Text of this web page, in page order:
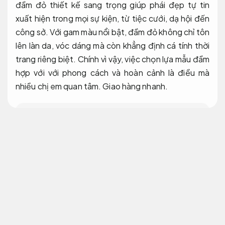
đầm đỏ thiết kế sang trọng giúp phái đẹp tự tin
xuất hiện trong mọi sự kiện, từ tiệc cưới, dạ hội đến
công sở. Với gam màu nổi bật, đầm đỏ không chỉ tôn
lên làn da, vóc dáng mà còn khẳng định cá tính thời
trang riêng biệt. Chính vì vậy, việc chọn lựa mẫu đầm
hợp với với phong cách và hoàn cảnh là điều mà
nhiều chị em quan tâm.Giao hàng nhanh.